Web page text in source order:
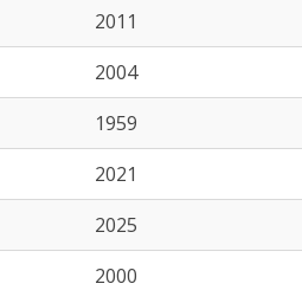
2011
2004
1959
2021
2025
2000